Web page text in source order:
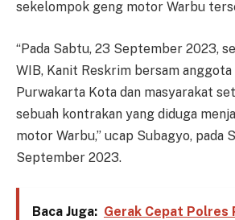
sekelompok geng motor Warbu
“Pada Sabtu, 23 September 2023,
WIB, Kanit Reskrim bersam
Purwakarta Kota dan masyarakat
sebuah kontrakan yang diduga
motor Warbu,” ucap Subagyo, pada
September 2023.
Baca Juga: Gerak Cepat Polres